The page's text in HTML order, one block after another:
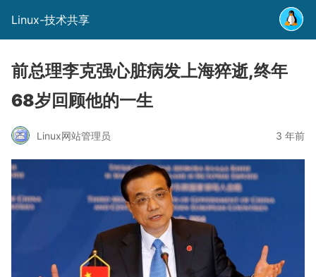
Linux-技术共享
前总理李克强心脏病发上海猝逝,终年
68岁回顾他的一生
Linux网站管理员 3 年前